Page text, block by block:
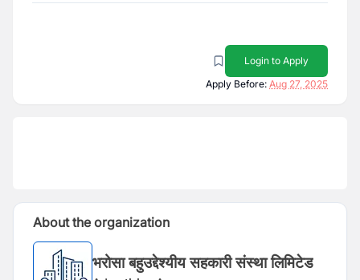
Login to Apply
Apply Before: Aug 27, 2025
About the organization
भरोसा बहुउद्देश्यीय सहकारी संस्था लिमिटेड